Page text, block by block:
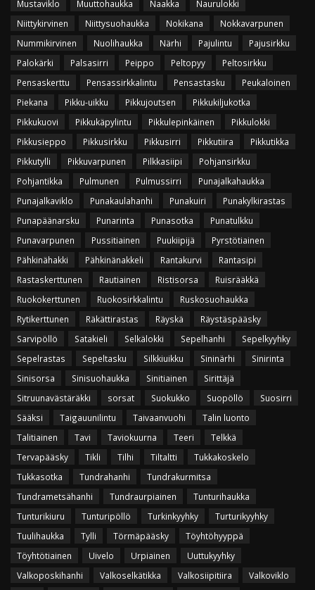
Mustaviklo
Muuttohaukka Naakka
Naurulokki
Niittykirvinen
Niittysuohaukka Nokikana
Nokkavarpunen
Nummikirvinen
Nuolihaukka Närhi Pajulintu
Pajusirkku
Palokärki
Palsasirri Peippo Peltopyy
Peltosirkku
Pensaskerttu
Pensassirkkalintu Pensastasku
Peukaloinen
Piekana
Pikku-uikku Pikkujoutsen
Pikkukiljukotka
Pikkukuovi
Pikkukäpylintu Pikkulepinkäinen
Pikkulokki
Pikkusieppo
Pikkusirkku Pikkusirri Pikkutiira
Pikkutikka
Pikkutylli
Pikkuvarpunen Pilkkasiipi
Pohjansirkku
Pohjantikka
Pulmunen Pulmussirri
Punajalkahaukka
Punajalkaviklo
Punakaulahanhi Punakuiri
Punakylkirastas
Punapäänarsku
Punarinta Punasotka
Punatulkku
Punavarpunen
Pussitiainen Puukiipijä
Pyrstötiainen
Pähkinähakki
Pähkinänakkeli Rantakurvi
Rantasipi
Rastaskerttunen
Rautiainen Ristisorsa
Ruisrääkkä
Ruokokerttunen
Ruokosirkkalintu
Ruskosuohaukka
Rytikerttunen
Räkättirastas Räyskä
Räystäspääsky
Sarvipöllö
Satakieli Selkälokki Sepelhanhi
Sepelkyyhky
Sepelrastas
Sepeltasku Silkkiuikku Sininärhi
Sinirinta
Sinisorsa
Sinisuohaukka Sinitiainen
Sirittäjä
Sitruunavästäräkki
sorsat Suokukko Suopöllö
Suosirri
Sääksi
Taigauunilintu Taivaanvuohi
Talin luonto
Talitiainen
Tavi Taviokuurna Teeri
Telkkä
Tervapääsky
Tikli Tilhi Tiltaltti
Tukkakoskelo
Tukkasotka
Tundrahanhi
Tundrakurmitsa
Tundrametsähanhi
Tundraurpiainen
Tunturihaukka
Tunturikiuru
Tunturipöllö Turkinkyyhky
Turturikyyhky
Tuulihaukka
Tylli Törmäpääsky
Töyhtöhyyppä
Töyhtötiainen
Uivelo Urpiainen
Uuttukyyhky
Valkoposkihanhi
Valkoselkätikka Valkosiipitiira
Valkoviklo